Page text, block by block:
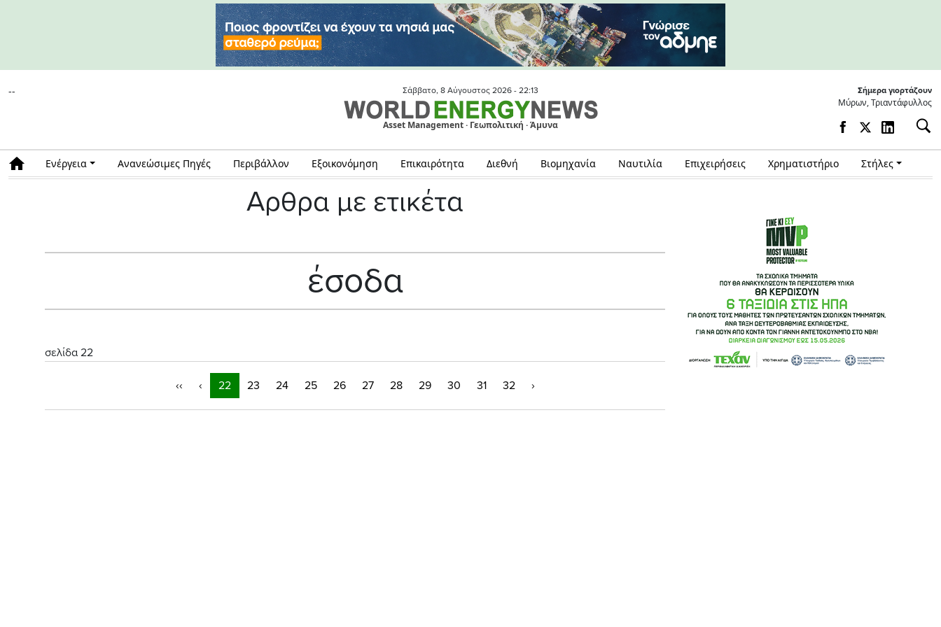
-- Σάββατο, 8 Αύγουστος 2026 - 22:13
Asset Management · Γεωπολιτική · Άμυνα
Σήμερα γιορτάζουν
Μύρων, Τριαντάφυλλος
Ενέργεια Ανανεώσιμες Πηγές Περιβάλλον Εξοικονόμηση Επικαιρότητα Διεθνή Βιομηχανία Ναυτιλία Επιχειρήσεις Χρηματιστήριο Στήλες
Αρθρα με ετικέτα
έσοδα
σελίδα 22
‹‹ ‹ 22 23 24 25 26 27 28 29 30 31 32 ›